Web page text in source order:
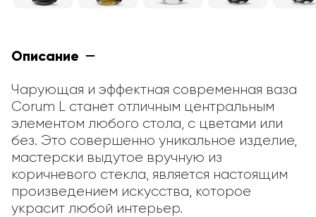
Описание
Чарующая и эффектная современная ваза
Corum L станет отличным центральным
элементом любого стола, с цветами или
без. Это совершенно уникальное изделие,
мастерски выдутое вручную из
коричневого стекла, является настоящим
произведением искусства, которое
украсит любой интерьер.